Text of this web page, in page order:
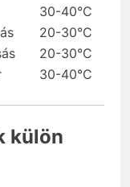
30-40°C
20-30°C
20-30°C
30-40°C
külön